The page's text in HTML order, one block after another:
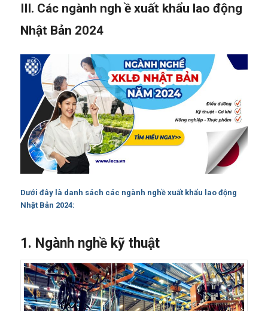
III. Các ngành ngh ề xuất khẩu lao động
Nhật Bản 2024
Dưới đây là danh sách các ngành nghề xuất khẩu lao động
Nhật Bản 2024:
1. Ngành nghề kỹ thuật